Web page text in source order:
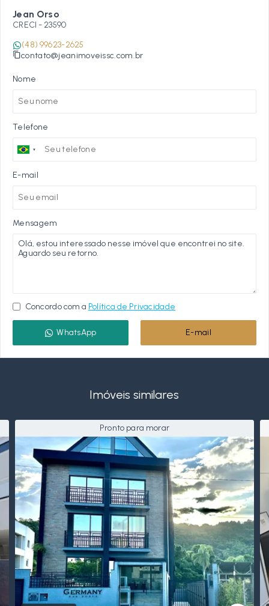
Jean Orso
CRECI - 23590
(48) 99623-2625
contato@jeanimoveissc.com.br
Nome
Telefone
E-mail
Mensagem
Concordo com a Política de Privacidade
WhatsApp E-mail
Imóveis similares
Pronto para morar